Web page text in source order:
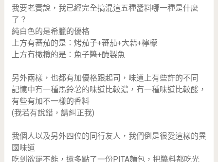
我要老實說，我已經完全搞混這五種醬料哪一種是什麼
了？
純白色的是希臘的優格
上方有蕃茄的是：烤茄子+蕃茄+大蒜+檸檬
上方有橄欖的是：魚子醬+醃製魚
另外兩樣，也都有加優格跟起司，味道上有些許的不同
記憶中有一種馬鈴薯的味道比較濃，有一種味道比較酸，
有些有加不一樣的香料
(我若有說錯，請糾正我)
我個人以及另外四位的同行友人，我們倒是很愛這樣的異
國味道
吃到欲罷不能，還多點了一份PITA麵包，把醬料都吃光